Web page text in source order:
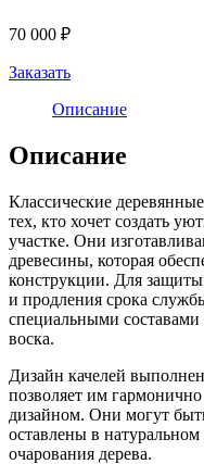
70 000 ₽
Заказать
Описание
Описание
Классические
тех, кто хочет создать
участке. Они
древесины, которая
конструкции. Для
и продления срока
специальными
воска.
Дизайн качелей
позволяет им
дизайном. Они могут
оставлены в
очарования дерева.